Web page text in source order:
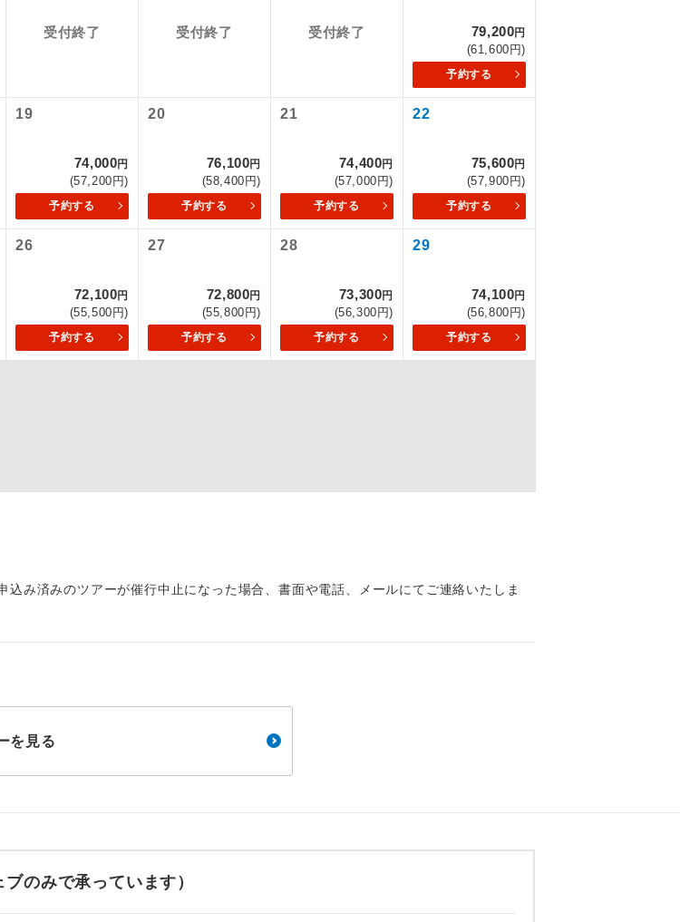
受付終了 受付終了 受付終了 79,200円
(61,600円)
予約する
19
74,000円
(57,200円)
予約する
20
76,100円
(58,400円)
予約する
21
74,400円
(57,000円)
予約する
22
75,600円
(57,900円)
予約する
26
72,100円
(55,500円)
予約する
27
72,800円
(55,800円)
予約する
28
73,300円
(56,300円)
予約する
29
74,100円
(56,800円)
予約する
み済みのツアーが催行中止になった場合、書面や電話、メールにてご連絡いたしま
を見る
のみで承っています）
運賃」を利用したツアーです。
ただきますようお願いいたします。
みとなります。
決済をしていただき、決済手続き完了をもちまして、
ールセンター及びカウンターでのお申し込みはできま
着空港（駅）から最終日出発空港（駅）まで添乗員が
イドが乗務し、車内での観光案内があります。
コに登録されている文化遺産や自然遺産を訪ねるコー
。
ポットに立ち寄るコースです。
にも宿泊するコースです。
ホテルに露天風呂が付いています。
音を気にせず、ガイドさんの説明をじっくり聞くこと
室利用でも追加料金がかからないコースです。
限定でご参加いただけるコースです。
空会社が指定なので、ご出発の計画にとても便利で